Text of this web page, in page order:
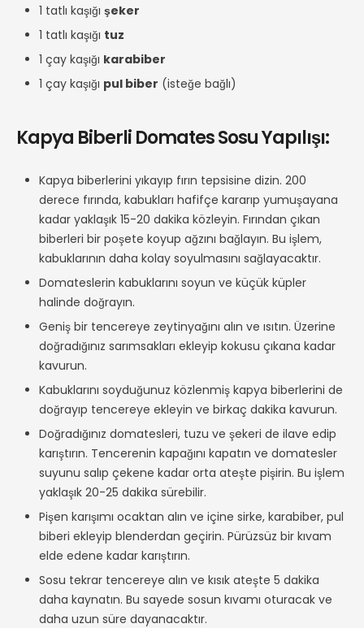
1 tatlı kaşığı şeker
1 tatlı kaşığı tuz
1 çay kaşığı karabiber
1 çay kaşığı pul biber (isteğe bağlı)
Kapya Biberli Domates Sosu Yapılışı:
Kapya biberlerini yıkayıp fırın tepsisine dizin. 200
derece fırında, kabukları hafifçe kararıp yumuşayana
kadar yaklaşık 15-20 dakika közleyin. Fırından çıkan
biberleri bir poşete koyup ağzını bağlayın. Bu işlem,
kabuklarının daha kolay soyulmasını sağlayacaktır.
Domateslerin kabuklarını soyun ve küçük küpler
halinde doğrayın.
Geniş bir tencereye zeytinyağını alın ve ısıtın. Üzerine
doğradığınız sarımsakları ekleyip kokusu çıkana kadar
kavurun.
Kabuklarını soyduğunuz közlenmiş kapya biberlerini de
doğrayıp tencereye ekleyin ve birkaç dakika kavurun.
Doğradığınız domatesleri, tuzu ve şekeri de ilave edip
karıştırın. Tencerenin kapağını kapatın ve domatesler
suyunu salıp çekene kadar orta ateşte pişirin. Bu işlem
yaklaşık 20-25 dakika sürebilir.
Pişen karışımı ocaktan alın ve içine sirke, karabiber, pul
biberi ekleyip blenderdan geçirin. Pürüzsüz bir kıvam
elde edene kadar karıştırın.
Sosu tekrar tencereye alın ve kısık ateşte 5 dakika
daha kaynatın. Bu sayede sosun kıvamı oturacak ve
daha uzun süre dayanacaktır.